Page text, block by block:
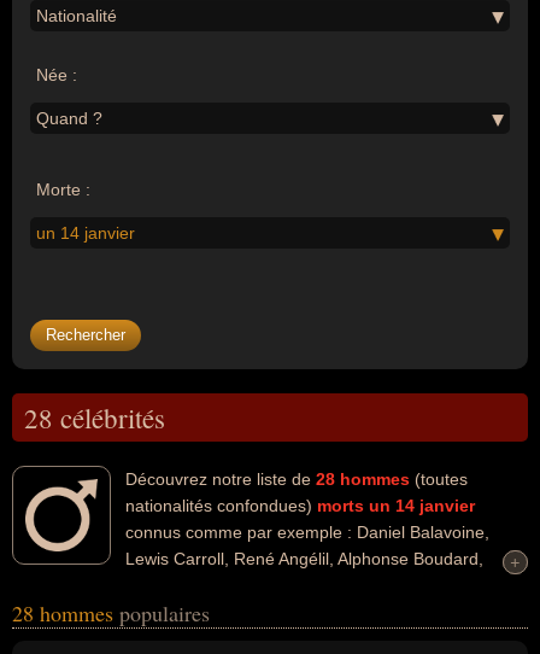
Nationalité
Née :
Quand ?
Morte :
un 14 janvier
28 célébrités
Découvrez notre liste de 28 hommes (toutes
nationalités confondues) morts un 14 janvier
connus comme par exemple : Daniel Balavoine,
Lewis Carroll, René Angélil, Alphonse Boudard,
Rickman, Humphrey Bogart, Conrad Bain... Ces personnalités (de
+
+
28 hommes populaires